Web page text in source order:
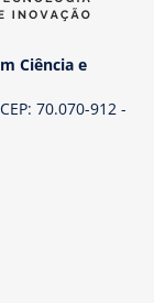
Ciência e
70.070-912 -